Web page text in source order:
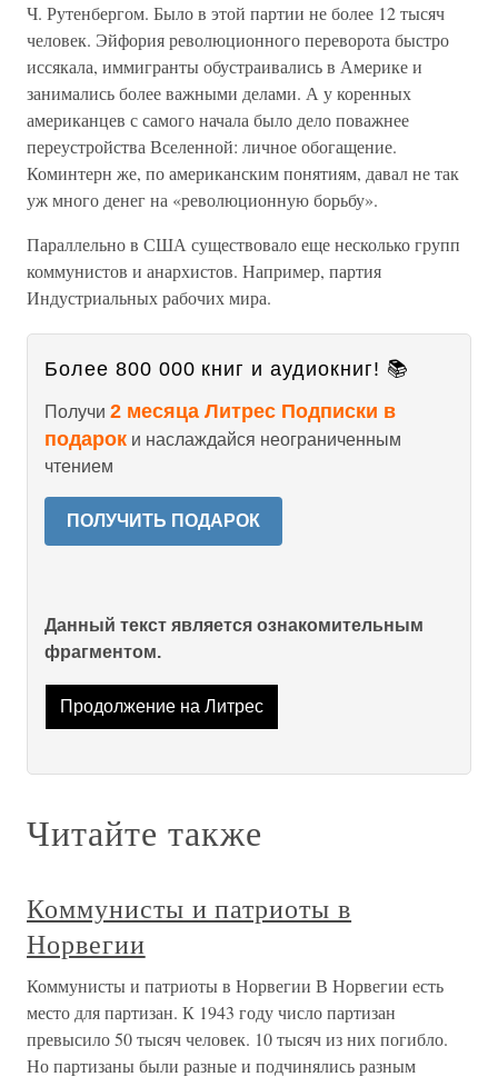
Ч. Рутенбергом. Было в этой партии не более 12 тысяч
человек. Эйфория революционного переворота быстро
иссякала, иммигранты обустраивались в Америке и
занимались более важными делами. А у коренных
американцев с самого начала было дело поважнее
переустройства Вселенной: личное обогащение.
Коминтерн же, по американским понятиям, давал не так
уж много денег на «революционную борьбу».
Параллельно в США существовало еще несколько групп
коммунистов и анархистов. Например, партия
Индустриальных рабочих мира.
Более 800 000 книг и аудиокниг! 📚
Получи 2 месяца Литрес Подписки в
подарок и наслаждайся неограниченным
чтением
ПОЛУЧИТЬ ПОДАРОК
Данный текст является ознакомительным
фрагментом.
Продолжение на Литрес
Читайте также
Коммунисты и патриоты в
Норвегии
Коммунисты и патриоты в Норвегии В Норвегии есть
место для партизан. К 1943 году число партизан
превысило 50 тысяч человек. 10 тысяч из них погибло.
Но партизаны были разные и подчинялись разным